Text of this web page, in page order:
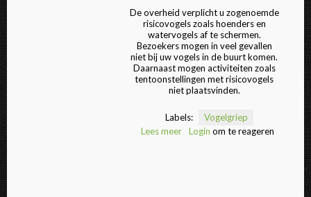
De overheid verplicht u zogenoemde
risicovogels zoals hoenders en
watervogels af te schermen.
Bezoekers mogen in veel gevallen
niet bij uw vogels in de buurt komen.
Daarnaast mogen activiteiten zoals
tentoonstellingen met risicovogels
niet plaatsvinden.
Labels:
Vogelgriep
Lees meer over
Login om te reageren